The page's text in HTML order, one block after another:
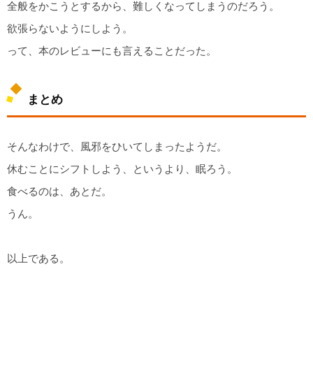
全般をかこうとするから、難しくなってしまうのだろう。
欲張らないようにしよう。
って、本のレビューにも言えることだった。
まとめ
そんなわけで、風邪をひいてしまったようだ。
休むことにシフトしよう、というより、眠ろう。
食べるのは、あとだ。
うん。
以上である。